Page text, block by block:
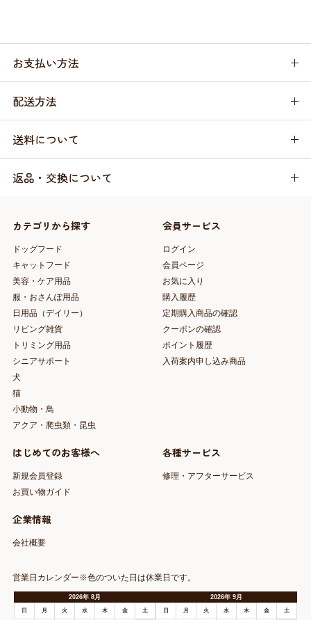
お支払い方法
配送方法
送料について
返品・交換について
カテゴリから探す
ドッグフード
キャットフード
美容・ケア用品
服・おさんぽ用品
日用品（デイリー）
リビング雑貨
トリミング用品
シニアサポート
犬
猫
小動物・鳥
アクア・爬虫類・昆虫
会員サービス
ログイン
会員ページ
お気に入り
購入履歴
定期購入商品の確認
クーポンの確認
ポイント履歴
入荷案内申し込み商品
はじめてのお客様へ
新規会員登録
お買い物ガイド
各種サービス
修理・アフターサービス
企業情報
会社概要
営業日カレンダー※色のついた日は休業日です。
2026年 8月
日 月 火 水 木 金 土
2026年9月
日 月 火 水 木 金 土